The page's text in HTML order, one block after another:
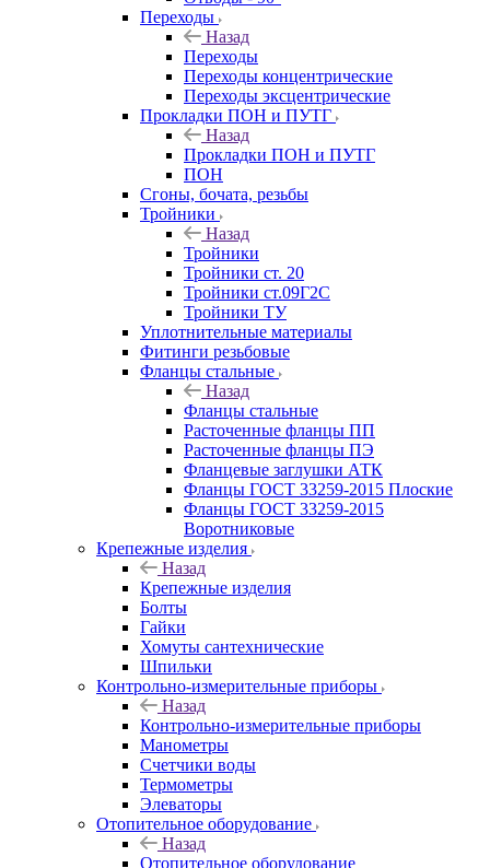
Переходы
Назад
Переходы
Переходы концентрические
Переходы эксцентрические
Прокладки ПОН и ПУТГ
Назад
Прокладки ПОН и ПУТГ
ПОН
Сгоны, бочата, резьбы
Тройники
Назад
Тройники
Тройники ст. 20
Тройники ст.09Г2С
Тройники ТУ
Уплотнительные материалы
Фитинги резьбовые
Фланцы стальные
Назад
Фланцы стальные
Расточенные фланцы ПП
Расточенные фланцы ПЭ
Фланцевые заглушки АТК
Фланцы ГОСТ 33259-2015 Плоские
Фланцы ГОСТ 33259-2015
Воротниковые
Крепежные изделия
Назад
Крепежные изделия
Болты
Гайки
Хомуты сантехнические
Шпильки
Контрольно-измерительные приборы
Назад
Контрольно-измерительные приборы
Манометры
Счетчики воды
Термометры
Элеваторы
Отопительное оборудование
Назад
Отопительное оборудование